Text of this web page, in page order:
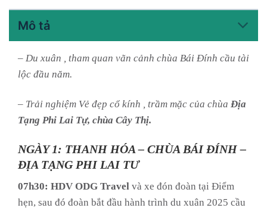
Mô tả
– Du xuân , tham quan vãn cảnh chùa Bái Đính cầu tài
lộc đầu năm.
– Trải nghiệm Vẻ đẹp cổ kính , trầm mặc của chùa Địa
Tạng Phi Lai Tự, chùa Cây Thị.
NGÀY 1: THANH HÓA – CHÙA BÁI ĐÍNH –
ĐỊA TẠNG PHI LAI TƯ
07h30: HDV ODG Travel và xe đón đoàn tại Điểm
hẹn, sau đó đoàn bắt đầu hành trình du xuân 2025 cầu